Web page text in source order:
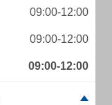
09:00-12:00
09:00-12:00
09:00-12:00